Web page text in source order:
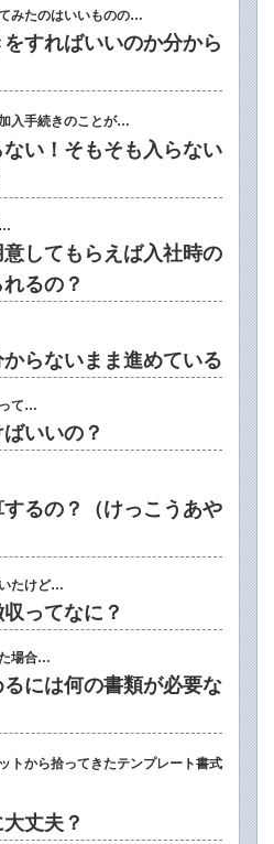
みたのはいいものの…
すればいいのか分から
入手続きのことが…
い！そもそも入らない
…
してもらえば入社時の
るの？
らないまま進めている
て…
いいの？
るの？（けっこうあや
たけど…
ってなに？
場合…
には何の書類が必要な
トから拾ってきたテンプレート書式
丈夫？